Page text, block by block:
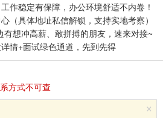
作稳定有保障，办公环境舒适不内卷！
（具体地址私信解锁，支持实地考察）
想冲高薪、敢拼搏的朋友，速来对接~
情+面试绿色通道，先到先得
方式不可查
×